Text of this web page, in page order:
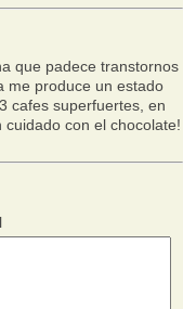
que padece transtornos
me produce un estado
cafes superfuertes, en
con el chocolate!